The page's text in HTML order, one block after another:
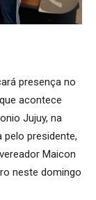
presença no
acontece
Jujuy, na
pelo presidente,
Maicon
neste domingo